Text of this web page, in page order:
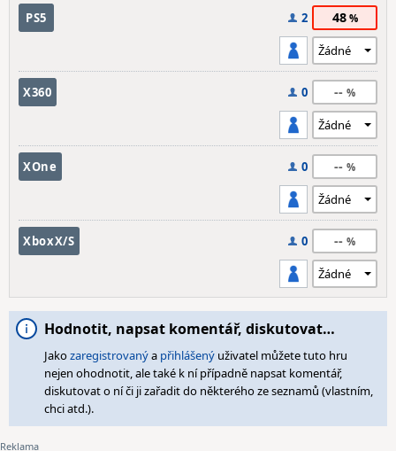
PS5 2 48
X360 0 --
XOne 0 --
XboxX/S 0 --
Hodnotit, napsat komentář, diskutovat…
Jakozaregistrovanýa přihlášený uživatel můžete tuto hru
nejen ohodnotit, ale také k ní případně napsat komentář,
diskutovat o ní či ji zařadit do některého ze seznamů (vlastním,
chci atd.).